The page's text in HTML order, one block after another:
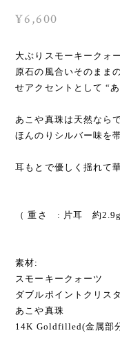
¥6,600
大ぶりスモーキークォ
原石の風合いそのまま
せアクセントとして “
あこや真珠は天然なら
ほんのりシルバー味を
耳もとで優しく揺れて
（ 重さ : 片耳 約2.9g
素材:
スモーキークォーツ
ダブルポイントクリス
あこや真珠
14K Goldfilled(金属部